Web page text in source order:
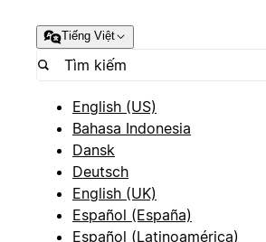
Tiếng Việt
English (US)
Bahasa Indonesia
Dansk
Deutsch
English (UK)
Español (España)
Español (Latinoamérica)